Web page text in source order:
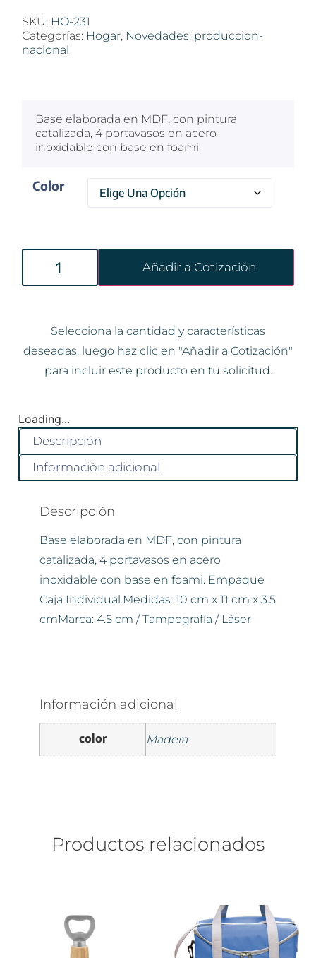
SKU: HO-231
Categorías: Hogar, Novedades, produccion-
nacional
Base elaborada en MDF, con pintura
catalizada, 4 portavasos en acero
inoxidable con base en foami
Color
Añadir a Cotización
Selecciona la cantidad y características
deseadas, luego haz clic en "Añadir a Cotización"
para incluir este producto en tu solicitud.
Loading...
Descripción
Información adicional
Descripción
Base elaborada en MDF, con pintura
catalizada, 4 portavasos en acero
inoxidable con base en foami. Empaque
Caja Individual.Medidas: 10 cm x 11 cm x 3.5
cmMarca: 4.5 cm / Tampografía / Láser
Información adicional
color Madera
Productos relacionados